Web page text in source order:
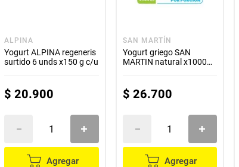
ALPINA
Yogurt ALPINA regeneris
surtido 6 unds x150 g c/u
$ 20.900
Agregar
SAN MARTÍN
Yogurt griego SAN
MARTIN natural x1000
$ 26.700
Agregar